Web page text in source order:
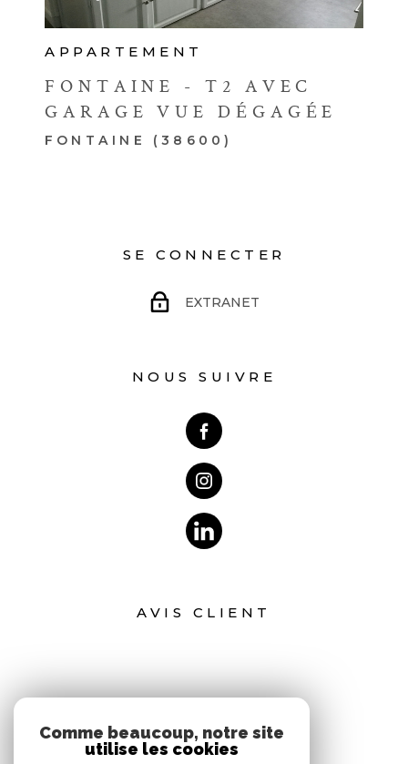
APPARTEMENT
FONTAINE - T2 AVEC
GARAGE VUE DÉGAGÉE
FONTAINE (38600)
SE CONNECTER
EXTRANET
NOUS SUIVRE
AVIS CLIENT
Comme beaucoup, notre site
utilise les cookies